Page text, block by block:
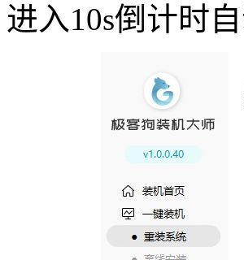
进入10s倒计时